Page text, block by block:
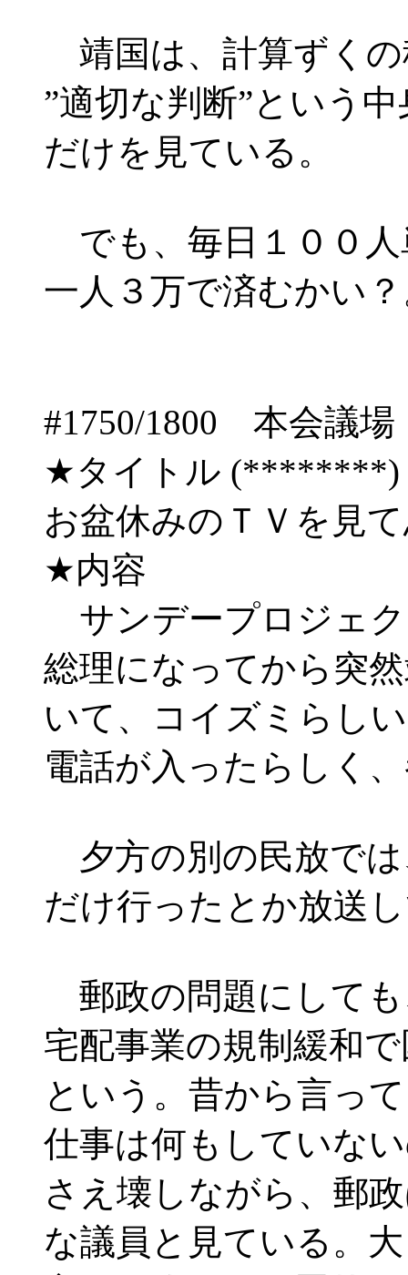
靖国は、計算ずくの
”適切な判断”という
だけを見ている。
でも、毎日１００人
一人３万で済むかい
#1750/1800 本会議
★タイトル (********)
お盆休みのＴＶを見
★内容
サンデープロジェ
総理になってから突
いて、コイズミらし
電話が入ったらしく
夕方の別の民放では
だけ行ったとか放送
郵政の問題にしても
宅配事業の規制緩和
という。昔から言っ
仕事は何もしていな
さえ壊しながら、郵
な議員と見ている。